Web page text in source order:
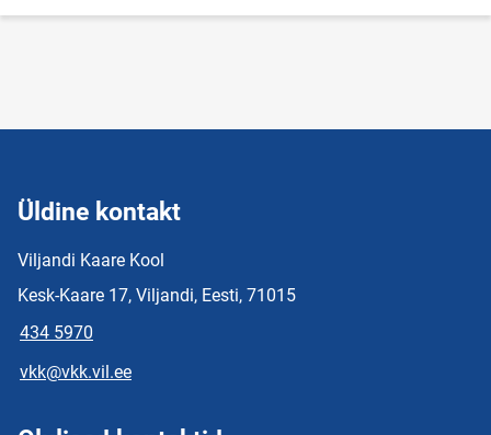
Üldine kontakt
Viljandi Kaare Kool
Kesk-Kaare 17, Viljandi, Eesti, 71015
434 5970
vkk@vkk.vil.ee